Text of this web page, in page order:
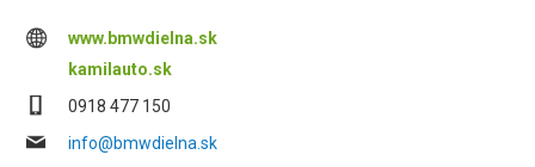
www.bmwdielna.sk
kamilauto.sk
0918 477 150
info@bmwdielna.sk